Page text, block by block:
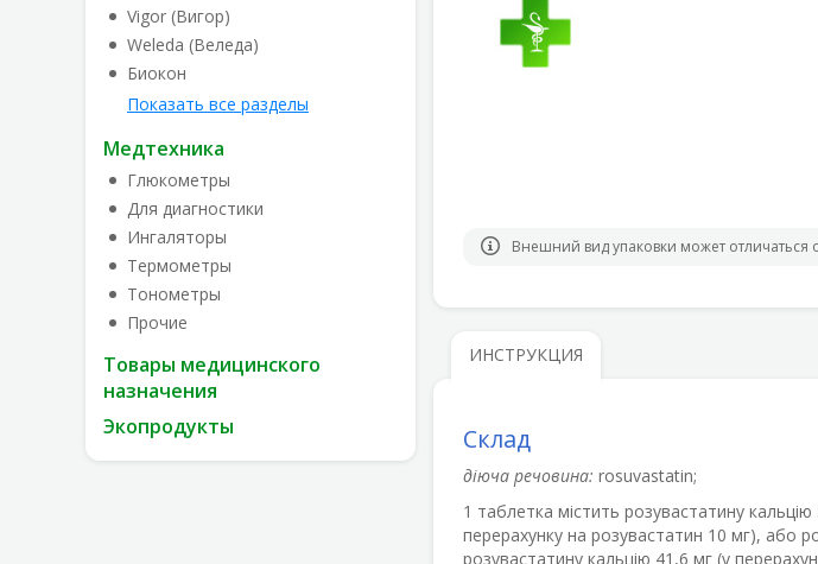
Vigor (Вигор)
Weleda (Веледа)
Биокон
Показать все разделы
Медтехника
Глюкометры
Для диагностики
Ингаляторы
Термометры
Тонометры
Прочие
Товары медицинского
назначения
Экопродукты
Внешний вид упаковки может отличаться
ИНСТРУКЦИЯ
Склад
діюча речовина: rosuvastatin;
1 таблетка містить розувастатину
перерахунку на розувастатин 10 мг), або
розувастатину кальцію 41,6 мг (у